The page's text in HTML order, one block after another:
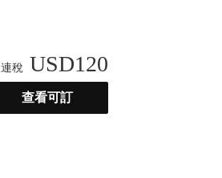
連稅 USD120
查看可訂